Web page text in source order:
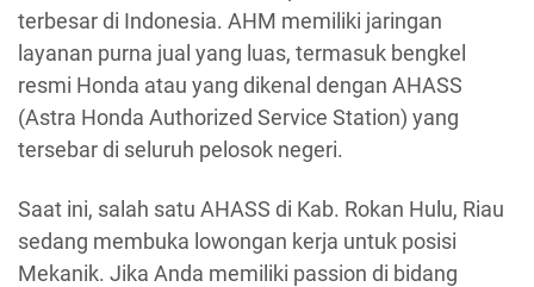
terbesar di Indonesia. AHM memiliki jaringan
layanan purna jual yang luas, termasuk bengkel
resmi Honda atau yang dikenal dengan AHASS
(Astra Honda Authorized Service Station) yang
tersebar di seluruh pelosok negeri.
Saat ini, salah satu AHASS di Kab. Rokan Hulu, Riau
sedang membuka lowongan kerja untuk posisi
Mekanik. Jika Anda memiliki passion di bidang